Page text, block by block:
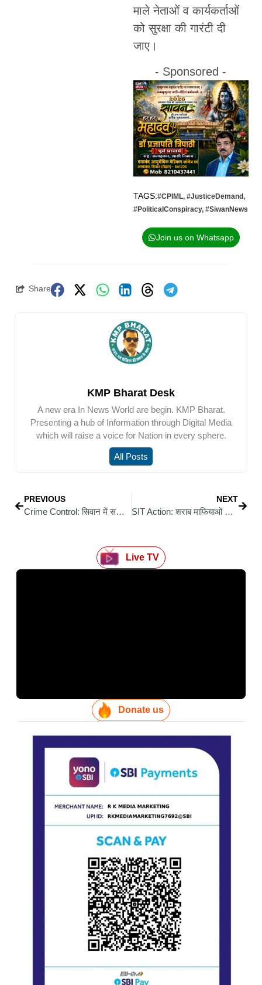
माले नेताओं व कार्यकर्ताओं
को सुरक्षा की गारंटी दी
जाए।
- Sponsored -
TAGS:#CPIML, #JusticeDemand,
#PoliticalConspiracy, #SiwanNews
Join us on Whatsapp
Share
KMP Bharat Desk
A new era In News World are begin. KMP Bharat.
Presenting a hub of Information through Digital Media
which will raise a voice for Nation in every sphere.
All Posts
PREVIOUS
Crime Control: सिवान में सक्रिय पुलिसिंग की बड़ी कार्रवाई, फायरिंग कर दहशत फैलाने वाला जी.बी. नगर थाना क्षेत्र के गोहपुर गांव का युवक गिरफ्तार
NEXT
SIT Action: शराब माफियाओं की चार पहिया वाहन की टक्कर से सीवान में शहीद BSAP जवान के मामले का खुलासा, दो आरोपी गिरफ्तार
Live TV
Donate us